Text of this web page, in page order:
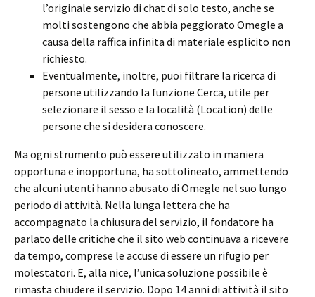
l’originale servizio di chat di solo testo, anche se
molti sostengono che abbia peggiorato Omegle a
causa della raffica infinita di materiale esplicito non
richiesto.
Eventualmente, inoltre, puoi filtrare la ricerca di
persone utilizzando la funzione Cerca, utile per
selezionare il sesso e la località (Location) delle
persone che si desidera conoscere.
Ma ogni strumento può essere utilizzato in maniera
opportuna e inopportuna, ha sottolineato, ammettendo
che alcuni utenti hanno abusato di Omegle nel suo lungo
periodo di attività. Nella lunga lettera che ha
accompagnato la chiusura del servizio, il fondatore ha
parlato delle critiche che il sito web continuava a ricevere
da tempo, comprese le accuse di essere un rifugio per
molestatori. E, alla nice, l’unica soluzione possibile è
rimasta chiudere il servizio. Dopo 14 anni di attività il sito